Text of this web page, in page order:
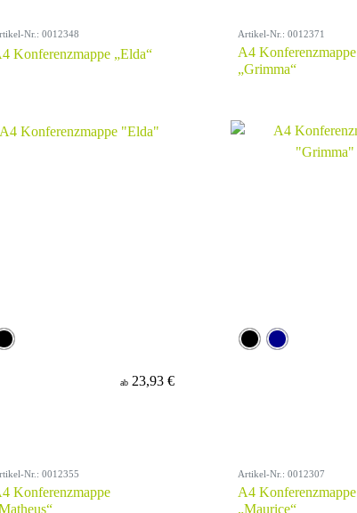
Nr.: 0012348
Konferenzmappe „Elda“
ab 23,93 €
Artikel-Nr.: 0012371
A4 Konferenzmappe
„Grimma“
Nr.: 0012355
Konferenzmappe
Artikel-Nr.: 0012307
A4 Konferenzmappe
„Maurice“